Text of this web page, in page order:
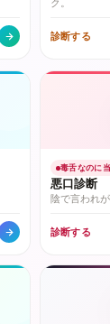
ク。
診断する
毒舌なのに
悪口診断
陰で言われ
診断する